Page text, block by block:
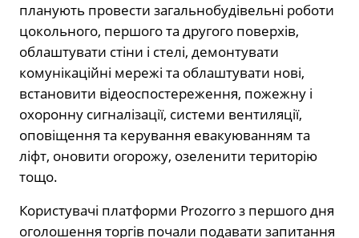
планують провести загальнобудівельні роботи
цокольного, першого та другого поверхів,
облаштувати стіни і стелі, демонтувати
комунікаційні мережі та облаштувати нові,
встановити відеоспостереження, пожежну і
охоронну сигналізації, системи вентиляції,
оповіщення та керування евакуюванням та
ліфт, оновити огорожу, озеленити територію
тощо.
Користувачі платформи Prozorro з першого дня
оголошення торгів почали подавати запитання